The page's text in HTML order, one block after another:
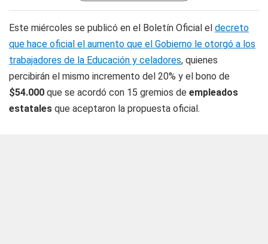
Este miércoles se publicó en el Boletín Oficial el decreto
que hace oficial el aumento que el Gobierno le otorgó a los
trabajadores de la Educación y celadores, quienes
percibirán el mismo incremento del 20% y el bono de
$54.000 que se acordó con 15 gremios de empleados
estatales que aceptaron la propuesta oficial.